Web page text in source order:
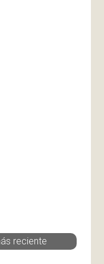
reciente